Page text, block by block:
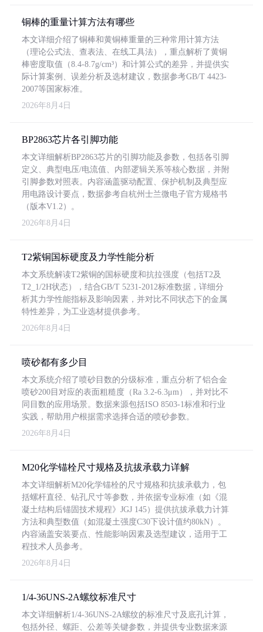
铜棒的重量计算方法有哪些
本文详细介绍了铜棒和黄铜棒重量的三种常用计算方法
（理论公式法、查表法、在线工具法），重点解析了黄铜
棒密度取值（8.4-8.7g/cm³）和计算公式的差异，并提供实
际计算案例、误差分析及选材建议，数据参考GB/T 4423-
2007等国家标准。
2026年8月4日
BP2863芯片各引脚功能
本文详细解析BP2863芯片的引脚功能及参数，包括各引脚
定义、典型电压/电流值、内部逻辑关系等核心数据，并附
引脚参数对照表。内容涵盖驱动配置、保护机制及典型应
用电路设计要点，数据参考自杭州士兰微电子官方规格书
（版本V1.2）。
2026年8月4日
T2紫铜国标硬度及力学性能分析
本文系统解读T2紫铜的国标硬度和抗拉强度（包括T2及
T2_1/2H状态），结合GB/T 5231-2012标准数据，详细分
析其力学性能指标及影响因素，并对比不同状态下的金属
特性差异，为工业选材提供参考。
2026年8月4日
喷砂都有多少目
本文系统介绍了喷砂目数的分级标准，重点分析了铝合金
喷砂200目对应的表面粗糙度（Ra 3.2-6.3μm），并对比不
同目数的应用场景。数据来源包括ISO 8503-1标准和行业
实践，帮助用户根据需求选择合适的喷砂参数。
2026年8月4日
M20化学锚栓尺寸规格及抗拔承载力详解
本文详细解析M20化学锚栓的尺寸规格和抗拔承载力，包
括螺杆直径、钻孔尺寸等参数，并依据专业标准（如《混
凝土结构后锚固技术规程》JGJ 145）提供抗拔承载力计算
方法和典型数值（如混凝土强度C30下设计值约80kN）。
内容涵盖安装要点、性能影响因素及选型建议，适用于工
程技术人员参考。
2026年8月4日
1/4-36UNS-2A螺纹标准尺寸
本文详细解析1/4-36UNS-2A螺纹的标准尺寸及底孔计算，
包括外径、螺距、公差等关键参数，并提供专业数据来源